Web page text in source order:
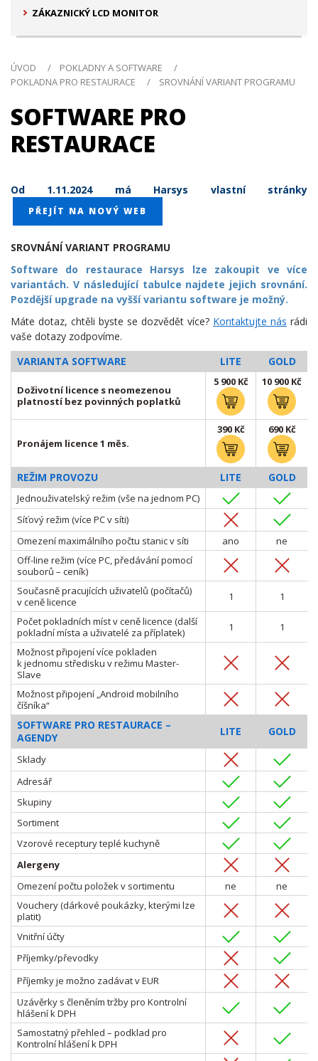
ZÁKAZNICKÝ LCD MONITOR
ÚVOD
POKLADNY A SOFTWARE
POKLADNA PRO RESTAURACE
SROVNÁNÍ VARIANT PROGRAMU
SOFTWARE PRO
RESTAURACE
Od 1.11.2024 má Harsys vlastní stránky
PŘEJÍT NA NOVÝ WEB
SROVNÁNÍ VARIANT PROGRAMU
Software do restaurace Harsys lze zakoupit ve více
variantách. V následující tabulce najdete jejich srovnání.
Pozdější upgrade na vyšší variantu software je možný.
Máte dotaz, chtěli byste se dozvědět více? Kontaktujte nás rádi
vaše dotazy zodpovíme.
VARIANTA SOFTWARE
LITE GOLD
Doživotní licence s neomezenou
platností bez povinných poplatků
5 900 Kč 10 900 Kč
Pronájem licence 1 měs.
390 Kč 690 Kč
REŽIM PROVOZU LITE GOLD
Jednouživatelský režim (vše na jednom PC)
Síťový režim (více PC v síti)
Omezení maximálního počtu stanic v síti
ano
ne
Off-line režim (více PC, předávání pomocí
souborů – ceník)
Současně pracujících uživatelů (počítačů)
v ceně licence
1
1
Počet pokladních míst v ceně licence (další
pokladní místa a uživatelé za příplatek)
1
1
Možnost připojení více pokladen
k jednomu středisku v režimu Master-
Slave
Možnost připojení „Android mobilního
číšníka“
SOFTWARE PRO RESTAURACE –
AGENDY
LITE GOLD
Sklady
Adresář
Skupiny
Sortiment
Vzorové receptury teplé kuchyně
Alergeny
Omezení počtu položek v sortimentu
ne
ne
Vouchery (dárkové poukázky, kterými lze
platit)
Vnitřní účty
Příjemky/převodky
Příjemky je možno zadávat v EUR
Uzávěrky s členěním tržby pro Kontrolní
hlášení k DPH
Samostatný přehled – podklad pro
Kontrolní hlášení k DPH